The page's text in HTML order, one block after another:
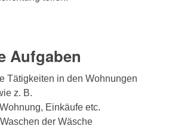
Aufgaben
Tätigkeiten in den Wohnungen
z. B.
Einkäufe etc.
der Wäsche